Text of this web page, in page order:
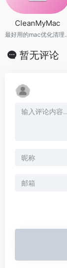
CleanMyMac
最好用
暂无评论